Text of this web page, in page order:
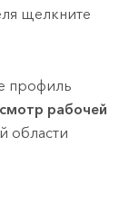
щелкните
профиль
рабочей
области